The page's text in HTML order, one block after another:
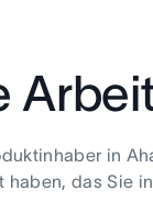
in
haben, das Sie